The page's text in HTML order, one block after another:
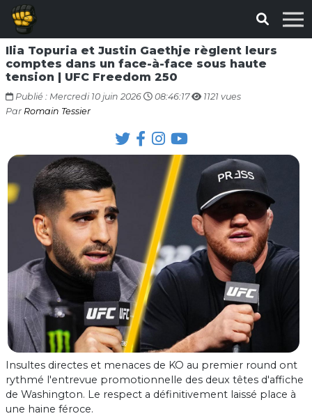
Ilia Topuria et Justin Gaethje règlent leurs
comptes dans un face-à-face sous haute
tension | UFC Freedom 250
Publié : Mercredi 10 juin 2026 08:46:17
1121 vues
Par Romain Tessier
Insultes directes et menaces de KO au premier round ont
rythmé l'entrevue promotionnelle des deux têtes d'affiche
de Washington. Le respect a définitivement laissé place à
une haine féroce.